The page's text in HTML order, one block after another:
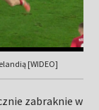
[WIDEO]
zabraknie w